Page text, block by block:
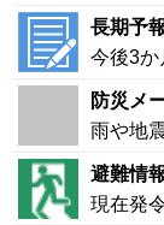
長期予
今後3か
防災メ
雨や地
避難情
現在発